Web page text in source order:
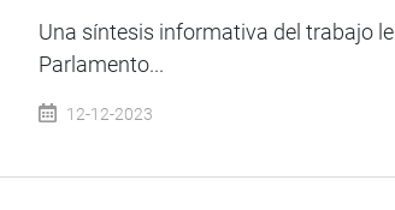
Una síntesis informativa del trabajo
Parlamento...
12-12-2023